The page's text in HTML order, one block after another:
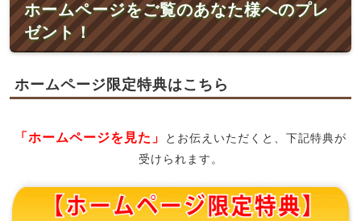
ホームページをご覧のあなた様へのプレ
ゼント！
ホームページ限定特典はこちら
「ホームページを見た」
とお伝えいただくと、下記特典が
受けられます。